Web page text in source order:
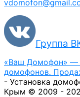
Группа
«Ваш Домофон» —
домофонов.
- Установка
Крым © 2009 -